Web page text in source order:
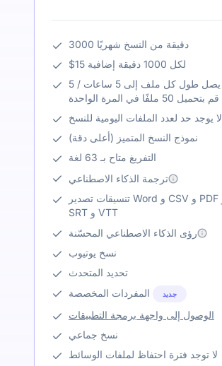
3000 دقيقة من النسخ شهريًا
$15 لكل 1000 دقيقة إضافية
يمكن أن يصل طول كل ملف إلى 5 ساعات / 5
لا يوجد حد لعدد الملفات اليومية للنسخ
نموذج النسخ المتميز (أعلى دقة)
التفريغ متاح بـ 63 لغة
ترجمة الذكاء الاصطناعي
تنسيقات تصدير Word و CSV و PDF و TXT و
SRT و VTT
رؤى الذكاء الاصطناعي المحسّنة
نسخ يوتيوب
تحديد المتحدث
المفردات المخصصة
جديد
الوصول إلى واجهة برمجة التطبيقات
نسخ جماعي
لا توجد فترة احتفاظ لملفات الوسائط